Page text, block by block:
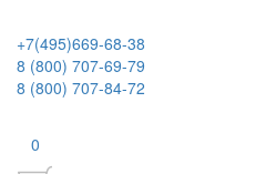
+7(495)669-68-38
8 (800) 707-69-79
8 (800) 707-84-72
0